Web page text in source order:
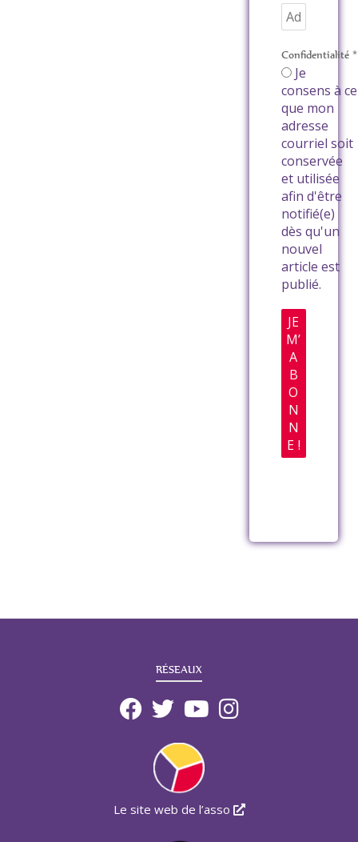
Confidentialité *
Je
consens à ce
que mon
adresse
courriel soit
conservée
et utilisée
afin d'être
notifié(e)
dès qu'un
nouvel
article est
publié.
RÉSEAUX
Le site web de l’asso